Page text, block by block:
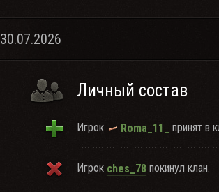
30.07.2026
Личный состав
Игрок Roma_11_ принят в
Игрок ches_78 покинул клан.